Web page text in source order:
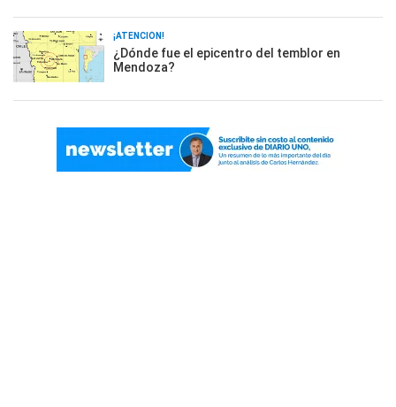
¡ATENCIÓN!
¿Dónde fue el epicentro del temblor en
Mendoza?